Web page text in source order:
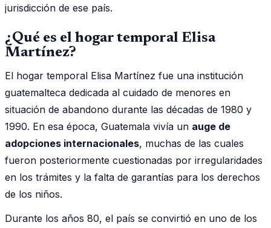
jurisdicción de ese país.
¿Qué es el hogar temporal Elisa
Martínez?
El hogar temporal Elisa Martínez fue una institución
guatemalteca dedicada al cuidado de menores en
situación de abandono durante las décadas de 1980 y
1990. En esa época, Guatemala vivía un auge de
adopciones internacionales, muchas de las cuales
fueron posteriormente cuestionadas por irregularidades
en los trámites y la falta de garantías para los derechos
de los niños.
Durante los años 80, el país se convirtió en uno de los